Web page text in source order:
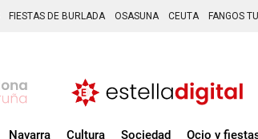
FIESTAS DE BURLADA OSASUNA CEUTA FANGOS
Navarra Cultura Sociedad Ocio y